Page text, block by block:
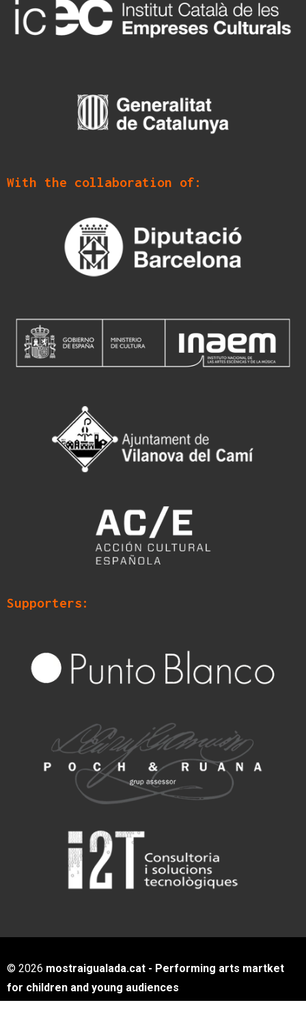
With the collaboration of:
Supporters:
© 2026 mostraigualada.cat - Performing arts martket
for children and young audiences